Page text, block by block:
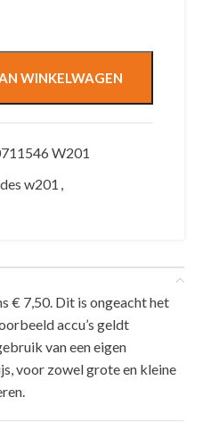
WINKELWAGEN
W201
w201 ,
€ 7,50. Dit is ongeacht het
accu’s geldt
van een eigen
voor zowel grote en kleine